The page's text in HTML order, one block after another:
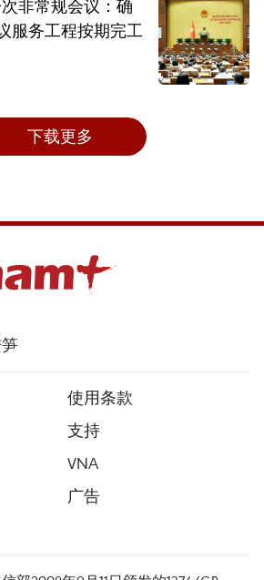
非常规会议：确
服务工程按期完工
下载更多
使用条款
支持
VNA
广告